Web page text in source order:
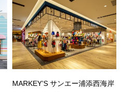
MARKEY’S サンエー浦添西海岸